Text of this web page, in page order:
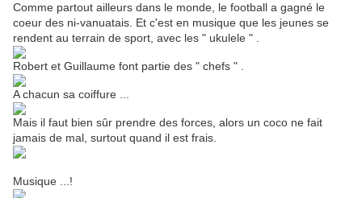
Comme partout ailleurs dans le monde, le football a gagné le
coeur des ni-vanuatais. Et c'est en musique que les jeunes se
rendent au terrain de sport, avec les " ukulele " .
Robert et Guillaume font partie des " chefs " .
A chacun sa coiffure ...
Mais il faut bien sûr prendre des forces, alors un coco ne fait
jamais de mal, surtout quand il est frais.
Musique ...!